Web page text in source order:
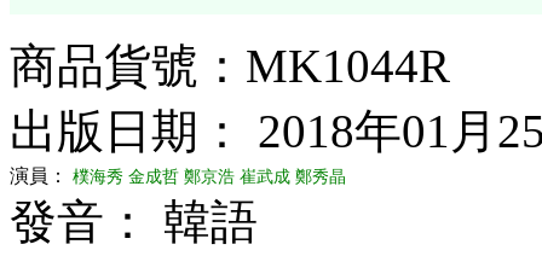
商品貨號：MK1044R
出版日期： 2018年01月
演員： 樸海秀 金成哲 鄭京浩 崔武成 鄭秀晶
發音： 韓語